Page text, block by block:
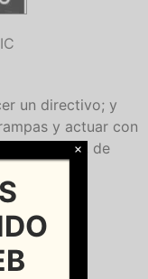
un directivo; y
y actuar con
hábitos, de
×